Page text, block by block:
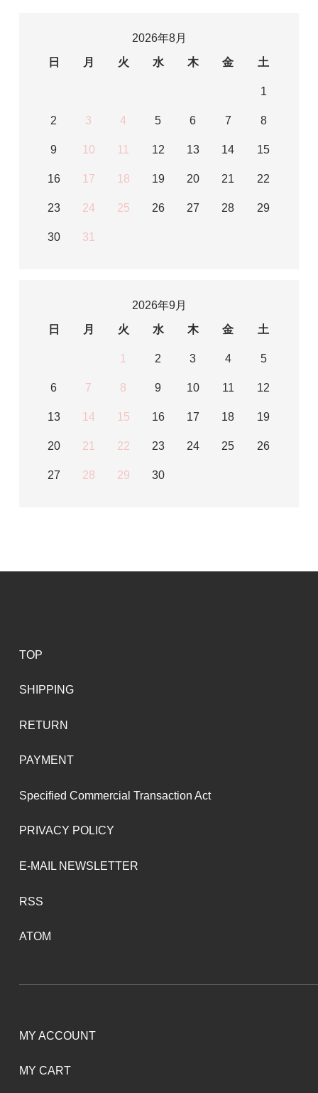
2026年8月
日
月 火 水 木 金 土
1
2 3 4 5 6 7 8
9 10 11 12 13 14 15
16 17 18 19 20 21 22
23 24 25 26 27 28 29
30 31
2026年9月
日
月 火 水 木 金 土
1 2 3 4 5
6 7 8 9 10 11 12
13 14 15 16 17 18 19
20 21 22 23 24 25 26
27 28 29 30
TOP
SHIPPING
RETURN
PAYMENT
Specified Commercial Transaction Act
PRIVACY POLICY
E-MAIL NEWSLETTER
RSS
ATOM
MY ACCOUNT
MY CART